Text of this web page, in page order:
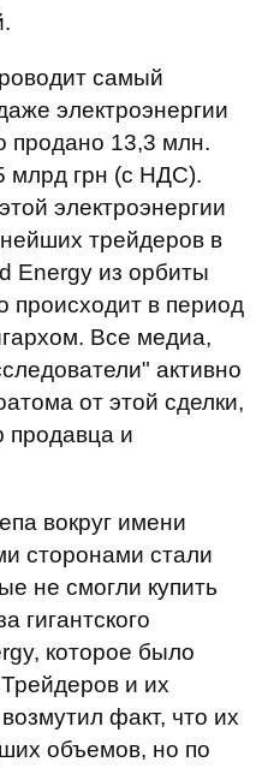
самый
электроэнергии
продано 13,3 млн.
млрд грн (с НДС).
электроэнергии
трейдеров в
Energy из орбиты
происходит в период
Все медиа,
активно
от этой сделки,
продавца и
вокруг имени
сторонами стали
не смогли купить
гигантского
которое было
и их
факт, что их
объемов, но по